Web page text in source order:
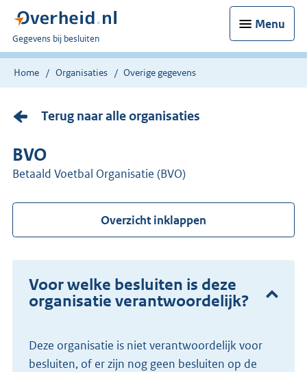
Menu
U
bent
nu
Gegevens bij besluiten
Home Organisaties Overige gegevens
Terug naar alle organisaties
BVO
Betaald Voetbal Organisatie (BVO)
Overzicht inklappen
Voor welke besluiten is deze
organisatie verantwoordelijk?
Deze organisatie is niet verantwoordelijk voor
besluiten, of er zijn nog geen besluiten op de